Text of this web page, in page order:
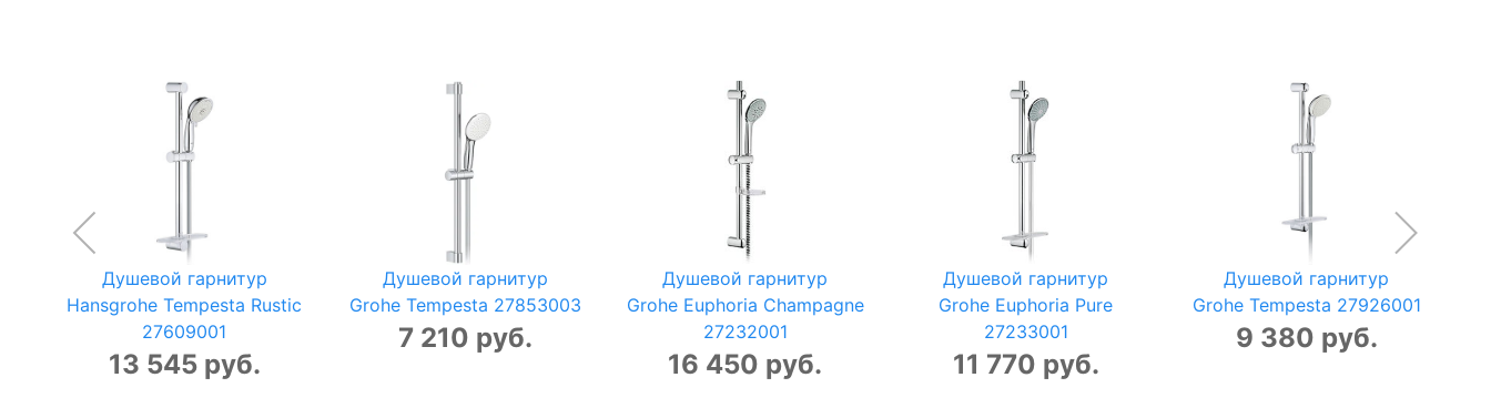
Душевой гарнитур
Hansgrohe Tempesta Rustic
27609001
13 545 руб.
Душевой гарнитур
Grohe Tempesta 27853003
7 210 руб.
Душевой гарнитур
Grohe Euphoria Champagne
27232001
16 450 руб.
Душевой гарнитур
Grohe Euphoria Pure
27233001
11 770 руб.
Душевой гарнитур
Grohe Tempesta 27926001
9 380 руб.